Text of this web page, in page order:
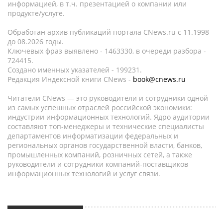
информацией, в т.ч. презентацией о компании или
продукте/услуге.
Обработан архив публикаций портала CNews.ru c 11.1998
до 08.2026 годы.
Ключевых фраз выявлено - 1463330, в очереди разбора -
724415.
Создано именных указателей - 199231.
Редакция Индексной книги CNews - book@cnews.ru
Читатели CNews — это руководители и сотрудники одной
из самых успешных отраслей российской экономики:
индустрии информационных технологий. Ядро аудитории
составляют топ-менеджеры и технические специалисты
департаментов информатизации федеральных и
региональных органов государственной власти, банков,
промышленных компаний, розничных сетей, а также
руководители и сотрудники компаний-поставщиков
информационных технологий и услуг связи.